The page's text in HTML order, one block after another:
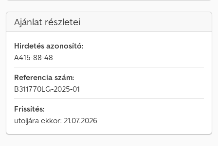
Ajánlat részletei
Hirdetés azonosító:
A415-88-48
Referencia szám:
B311770LG-2025-01
Frissítés:
utoljára ekkor: 21.07.2026